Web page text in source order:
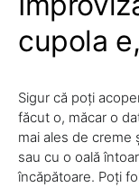
cupola
Sigur că poți
făcut o, măcar o
mai ales de creme
sau cu o oală
încăpătoare. Poți